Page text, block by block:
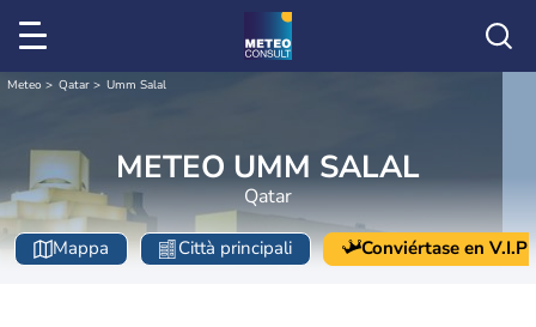
Meteo Qatar Umm Salal
METEO UMM SALAL
Qatar
Mappa Città principali Conviértase en V.I.P